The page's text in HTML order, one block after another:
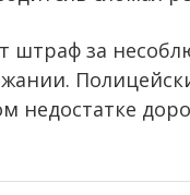
штраф за
недостатке